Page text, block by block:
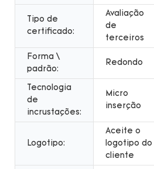
Tipo de
certificado:
Avaliação
de
terceiros
Forma \
padrão:
Redondo
Tecnologia
de
incrustações:
Micro
inserção
Logotipo:
Aceite o
logotipo do
cliente